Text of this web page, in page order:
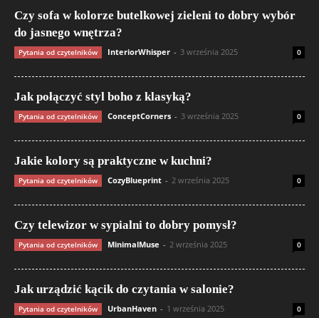
Czy sofa w kolorze butelkowej zieleni to dobry wybór
do jasnego wnętrza?
Pytania od czytelników InteriorWhisper - 3 września 2025 0
Jak połączyć styl boho z klasyką?
Pytania od czytelników ConceptCorners - 3 września 2025 0
Jakie kolory są praktyczne w kuchni?
Pytania od czytelników CozyBlueprint - 2 września 2025 0
Czy telewizor w sypialni to dobry pomysł?
Pytania od czytelników MinimalMuse - 2 września 2025 0
Jak urządzić kącik do czytania w salonie?
Pytania od czytelników UrbanHaven - 1 września 2025 0